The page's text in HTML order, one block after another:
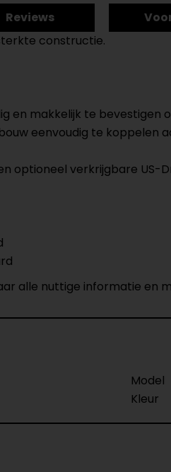
Reviews
constructie.
en makkelijk te
eenvoudig te koppelen
optioneel verkrijgbare US-
alle nuttige informatie en
Model
Kleur